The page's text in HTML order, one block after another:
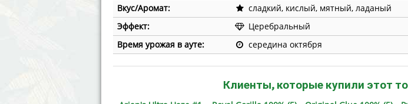
Вкус/Аромат:
сладкий, кислый, мятный, ладаный
Эффект:
Церебральный
Время урожая в ауте:
середина октября
Клиенты, которые купили этот